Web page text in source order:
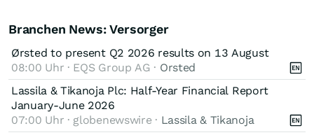
Branchen News: Versorger
Ørsted to present Q2 2026 results on 13 August
08:00 Uhr · EQS Group AG · Orsted
Lassila & Tikanoja Plc: Half-Year Financial Report
January-June 2026
07:00 Uhr · globenewswire · Lassila & Tikanoja